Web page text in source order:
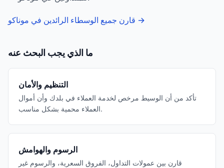
قارن جميع الوسطاء الرائدين في موناكو →
ما الذي يجب البحث عنه
التنظيم والأمان
تأكد من أن الوسيط مرخص لخدمة العملاء في بلدك وأن أموال
العملاء محمية بشكل مناسب.
الرسوم والهوامش
قارن بين عمولات التداول، الفروق السعرية، والرسوم غير